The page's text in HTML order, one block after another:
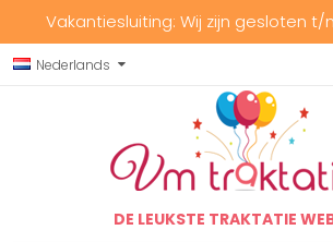
Vakantiesluiting: Wij zijn gesloten t/
Nederlands
DE LEUKSTE TRAKTATIE